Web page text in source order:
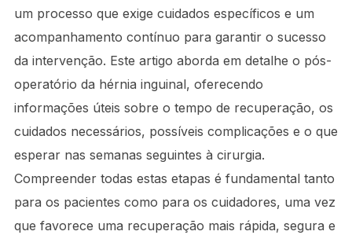
um processo que exige cuidados específicos e um
acompanhamento contínuo para garantir o sucesso
da intervenção. Este artigo aborda em detalhe o pós-
operatório da hérnia inguinal, oferecendo
informações úteis sobre o tempo de recuperação, os
cuidados necessários, possíveis complicações e o que
esperar nas semanas seguintes à cirurgia.
Compreender todas estas etapas é fundamental tanto
para os pacientes como para os cuidadores, uma vez
que favorece uma recuperação mais rápida, segura e